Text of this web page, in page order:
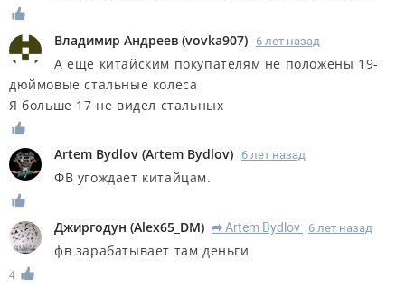
Владимир Андреев (vovka907) 6 лет назад
А еще китайским покупателям не положены 19-
дюймовые стальные колеса
Я больше 17 не видел стальных
Artem Bydlov (Artem Bydlov) 6 лет назад
ФВ угождает китайцам.
Джиргодун (Alex65_DM) R Artem Bydlov 6 лет назад
фв зарабатывает там деньги
4